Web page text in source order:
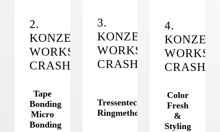
2.
KONZEPT
WORKSHOP
CRASHKURS
Tape
Bonding
Micro
Bonding
3.
KONZEPT
WORKSHOP
CRASHKURS
Tressentechnik
Ringmethode
4.
Color
Fresh
&
Styling